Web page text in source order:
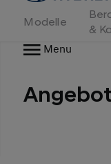
Modelle
&
Menu